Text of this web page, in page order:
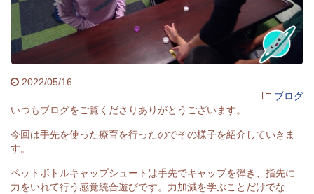
2022/05/16
ブログ
いつもブログをご覧くださりありがとうございます。
今回は手先を使った療育を行ったのでその様子を紹介していきま
す。
ペットボトルキャップシュートは手先でキャップを弾き、指先に
力をいれて行う感覚統合遊びです。力加減を学ぶことだけでな